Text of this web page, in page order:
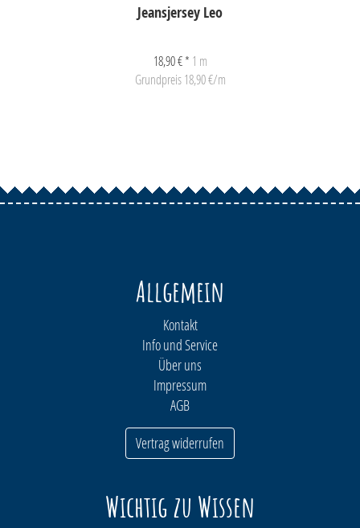
Jeansjersey Leo
18,90 € * 1 m
Grundpreis 18,90 €/m
Allgemein
Kontakt
Info und Service
Über uns
Impressum
AGB
Vertrag widerrufen
Wichtig zu Wissen